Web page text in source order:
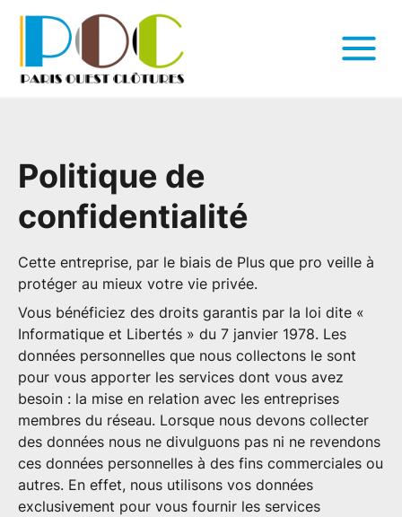
Politique de
confidentialité
Cette entreprise, par le biais de Plus que pro veille à
protéger au mieux votre vie privée.
Vous bénéficiez des droits garantis par la loi dite «
Informatique et Libertés » du 7 janvier 1978. Les
données personnelles que nous collectons le sont
pour vous apporter les services dont vous avez
besoin : la mise en relation avec les entreprises
membres du réseau. Lorsque nous devons collecter
des données nous ne divulguons pas ni ne revendons
ces données personnelles à des fins commerciales ou
autres. En effet, nous utilisons vos données
exclusivement pour vous fournir les services